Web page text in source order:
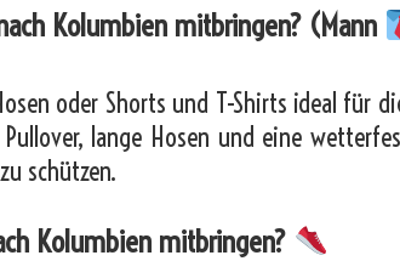
Kolumbien mitbringen? (Mann
oder Shorts und T-Shirts ideal für
lange Hosen und eine
schützen.
Kolumbien mitbringen?